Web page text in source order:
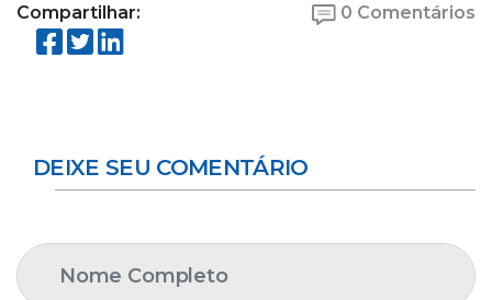
Compartilhar: 0 Comentários
DEIXE SEU COMENTÁRIO